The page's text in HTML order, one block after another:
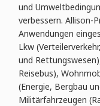
und
verbessern. Allison-
Anwendungen
Lkw
und
Reisebus),
(Energie, Bergbau
Militärfahrzeugen